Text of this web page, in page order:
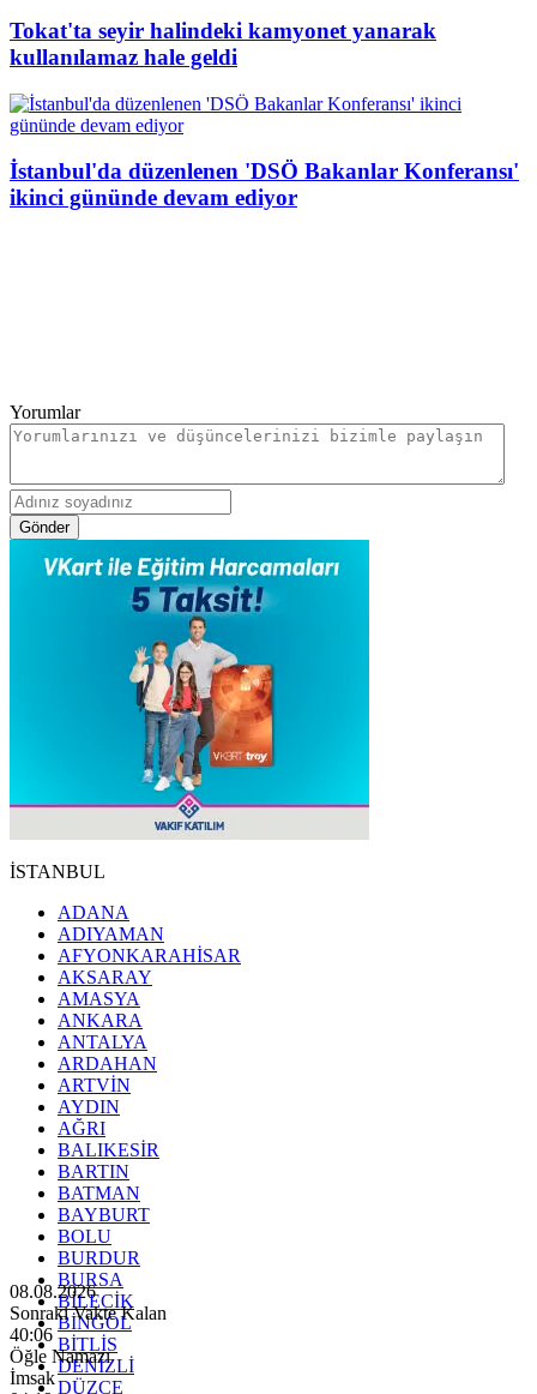
Tokat'ta seyir halindeki kamyonet yanarak
kullanılamaz hale geldi
İstanbul'da düzenlenen 'DSÖ Bakanlar Konferansı'
ikinci gününde devam ediyor
Yorumlar
Gönder
İSTANBUL
ADANA
ADIYAMAN
AFYONKARAHİSAR
AKSARAY
AMASYA
ANKARA
ANTALYA
ARDAHAN
ARTVİN
AYDIN
AĞRI
BALIKESİR
BARTIN
BATMAN
BAYBURT
BOLU
BURDUR
BURSA
BİLECİK
BİNGÖL
BİTLİS
DENİZLİ
DÜZCE
08.08.2026
Sonraki Vakte Kalan
40:04
Öğle Namazı
İmsak